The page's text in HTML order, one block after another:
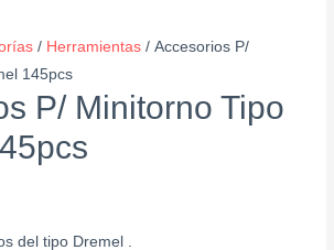
/ Herramientas / Accesorios P/
145pcs
P/ Minitorno Tipo
del tipo Dremel .